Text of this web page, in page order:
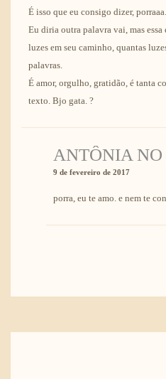
É isso que eu consigo dizer, porraaa.
Eu diria outra palavra vai, mas
luzes em seu caminho, quantas
palavras.
É amor, orgulho, gratidão, é tanta
texto. Bjo gata. ?
ANTÔNIA
9 de fevereiro de 2017
porra, eu te amo. e nem te